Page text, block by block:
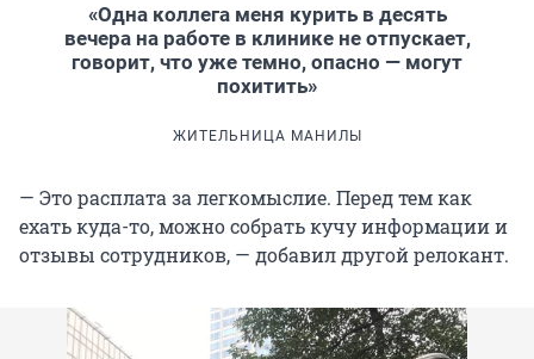
«Одна коллега меня курить в десять
вечера на работе в клинике не отпускает,
говорит, что уже темно, опасно — могут
похитить»
ЖИТЕЛЬНИЦА МАНИЛЫ
— Это расплата за легкомыслие. Перед тем как
ехать куда-то, можно собрать кучу информации и
отзывы сотрудников, — добавил другой релокант.